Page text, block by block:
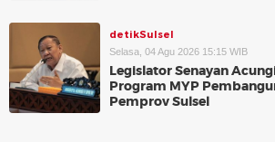
detikSulsel
Selasa, 04 Agu 2026 15:15 WIB
Legislator Senayan
Program MYP
Pemprov Sulsel